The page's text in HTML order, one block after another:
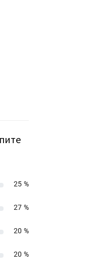
25 %
27 %
20 %
20 %